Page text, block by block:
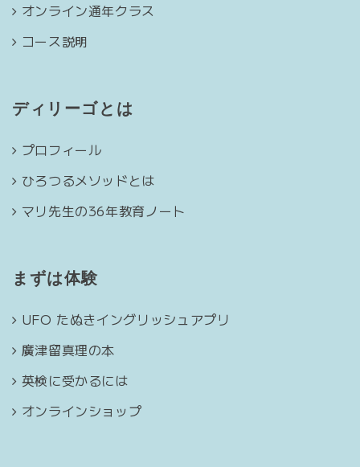
オンライン通年クラス
コース説明
ディリーゴとは
プロフィール
ひろつるメソッドとは
マリ先生の36年教育ノート
まずは体験
UFO たぬきイングリッシュアプリ
廣津留真理の本
英検に受かるには
オンラインショップ